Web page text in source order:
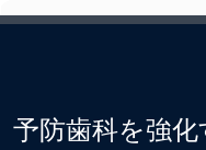
予防歯科を強